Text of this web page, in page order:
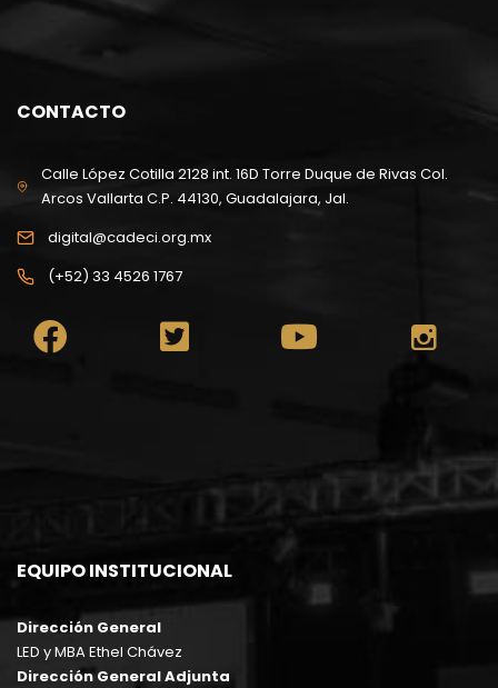
CONTACTO
Calle López Cotilla 2128 int. 16D Torre Duque de Rivas Col.
Arcos Vallarta C.P. 44130, Guadalajara, Jal.
digital@cadeci.org.mx
(+52) 33 4526 1767
EQUIPO INSTITUCIONAL
Dirección General
LED y MBA Ethel Chávez
Dirección General Adjunta